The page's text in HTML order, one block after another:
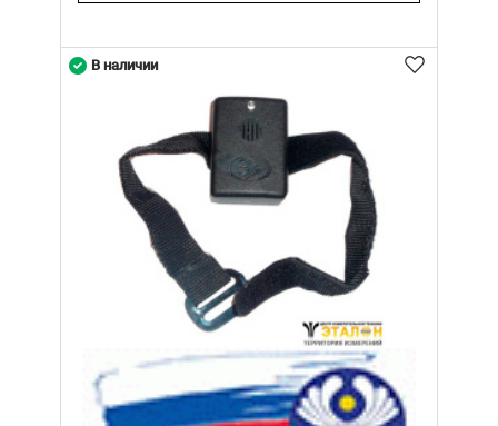
В наличии